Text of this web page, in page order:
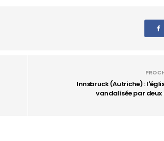
Innsbruck (Autriche) :
vandalisée par